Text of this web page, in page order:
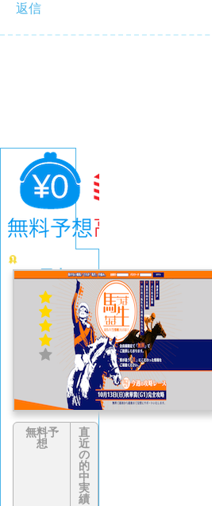
返信
馬生
4.1 (671
件)
無料予
想
直
近
の
的
中
実
績